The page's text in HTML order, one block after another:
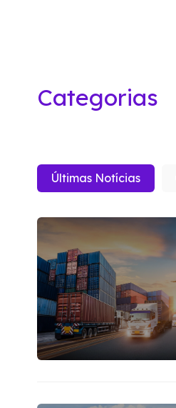
Categorias
Últimas Notícias